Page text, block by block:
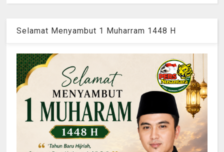
Selamat Menyambut 1 Muharram 1448 H